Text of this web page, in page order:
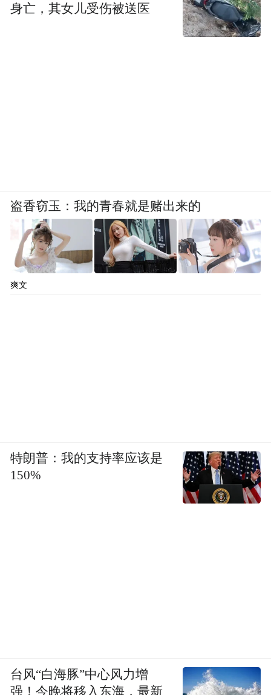
身亡，其女儿受伤被送医
盗香窃玉：我的青春就是赌出来的
爽文
特朗普：我的支持率应该是
150%
台风“白海豚”中心风力增
强！今晚将移入东海，最新